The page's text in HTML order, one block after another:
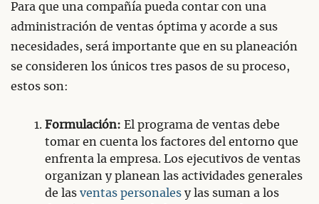
Para que una compañía pueda contar con una
administración de ventas óptima y acorde a sus
necesidades, será importante que en su planeación
se consideren los únicos tres pasos de su proceso,
estos son:
Formulación: El programa de ventas debe
tomar en cuenta los factores del entorno que
enfrenta la empresa. Los ejecutivos de ventas
organizan y planean las actividades generales
de las ventas personales y las suman a los